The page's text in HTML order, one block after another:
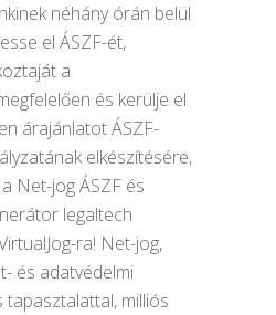
néhány órán belül
el ÁSZF-ét,
a
és kerülje el
árajánlatot ÁSZF-
elkészítésére,
Net-jog ÁSZF és
legaltech
ra! Net-jog,
és adatvédelmi
tapasztalattal, milliós